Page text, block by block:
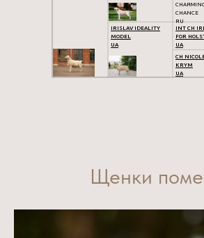
IRISLAV IDEALITY
MODEL
UA
CHANCE
RU
INT CH
FOR
UA
CH
KRYM
UA
Щенки